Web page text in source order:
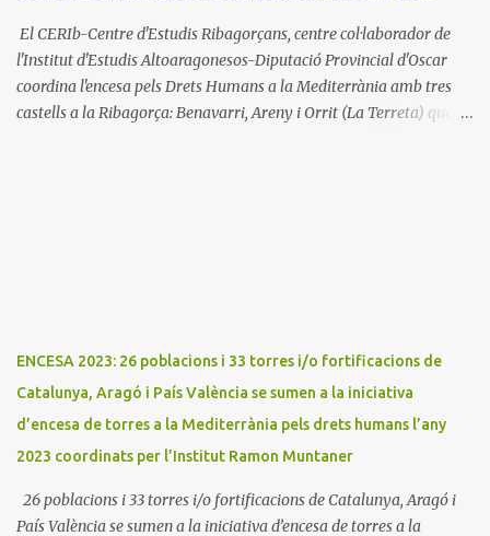
El CERIb-Centre d'Estudis Ribagorçans, centre col·laborador de
l'Institut d'Estudis Altoaragonesos-Diputació Provincial d'Oscar
coordina l'encesa pels Drets Humans a la Mediterrània amb tres
castells a la Ribagorça: Benavarri, Areny i Orrit (La Terreta) que
ENCESA 2023: 26 poblacions i 33 torres i/o fortificacions de
Catalunya, Aragó i País València se sumen a la iniciativa
d’encesa de torres a la Mediterrània pels drets humans l’any
2023 coordinats per l’Institut Ramon Muntaner
26 poblacions i 33 torres i/o fortificacions de Catalunya, Aragó i
País València se sumen a la iniciativa d’encesa de torres a la